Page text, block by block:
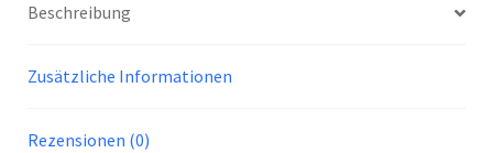
Beschreibung
Zusätzliche Informationen
Rezensionen (0)